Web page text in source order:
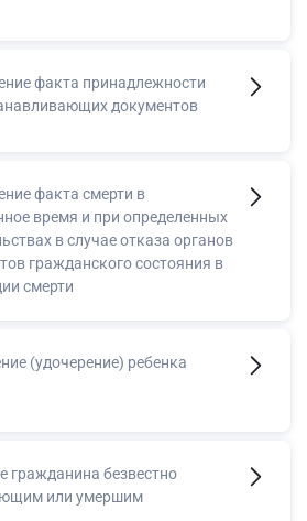
факта принадлежности
документов
факта смерти в
время и при определенных
в случае отказа органов
гражданского состояния в
смерти
(удочерение) ребенка
гражданина безвестно
или умершим